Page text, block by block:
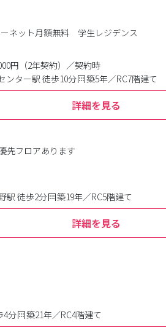
ネット月額無料 学生レジデンス
円（2年契約）／契約時
ンター駅 徒歩10分
築5年／RC7階建て
詳細を見る
先フロアあります
駅 徒歩2分 築19年／RC5階建て
詳細を見る
4分 築21年／RC4階建て